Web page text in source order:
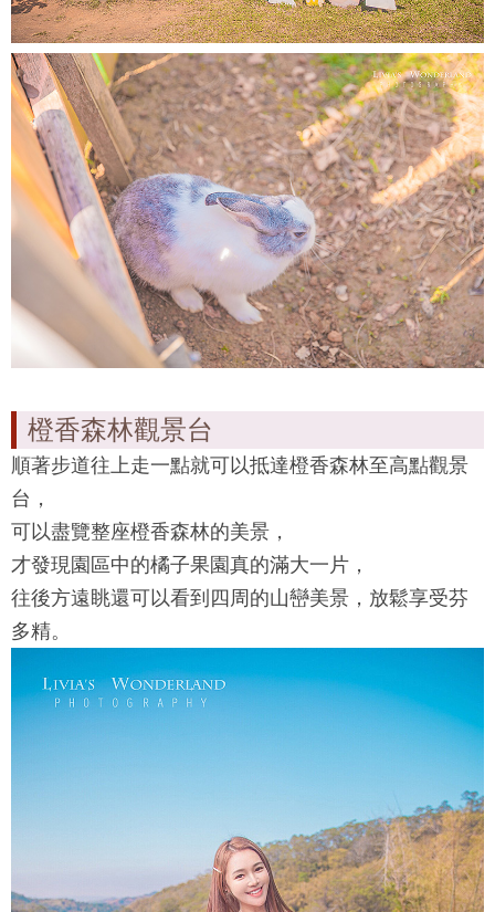
橙香森林觀景台
順著步道往上走一點就可以抵達橙香森林至高點觀景
台，
可以盡覽整座橙香森林的美景，
才發現園區中的橘子果園真的滿大一片，
往後方遠眺還可以看到四周的山巒美景，放鬆享受芬
多精。